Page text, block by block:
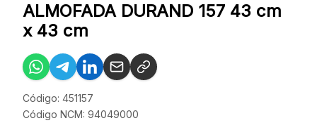
ALMOFADA DURAND 157 43 cm
x 43 cm
Código: 451157
Código NCM: 94049000